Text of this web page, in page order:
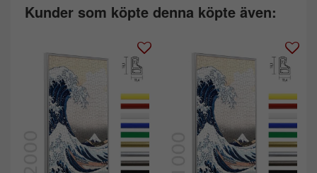
Kunder som köpte denna köpte även: